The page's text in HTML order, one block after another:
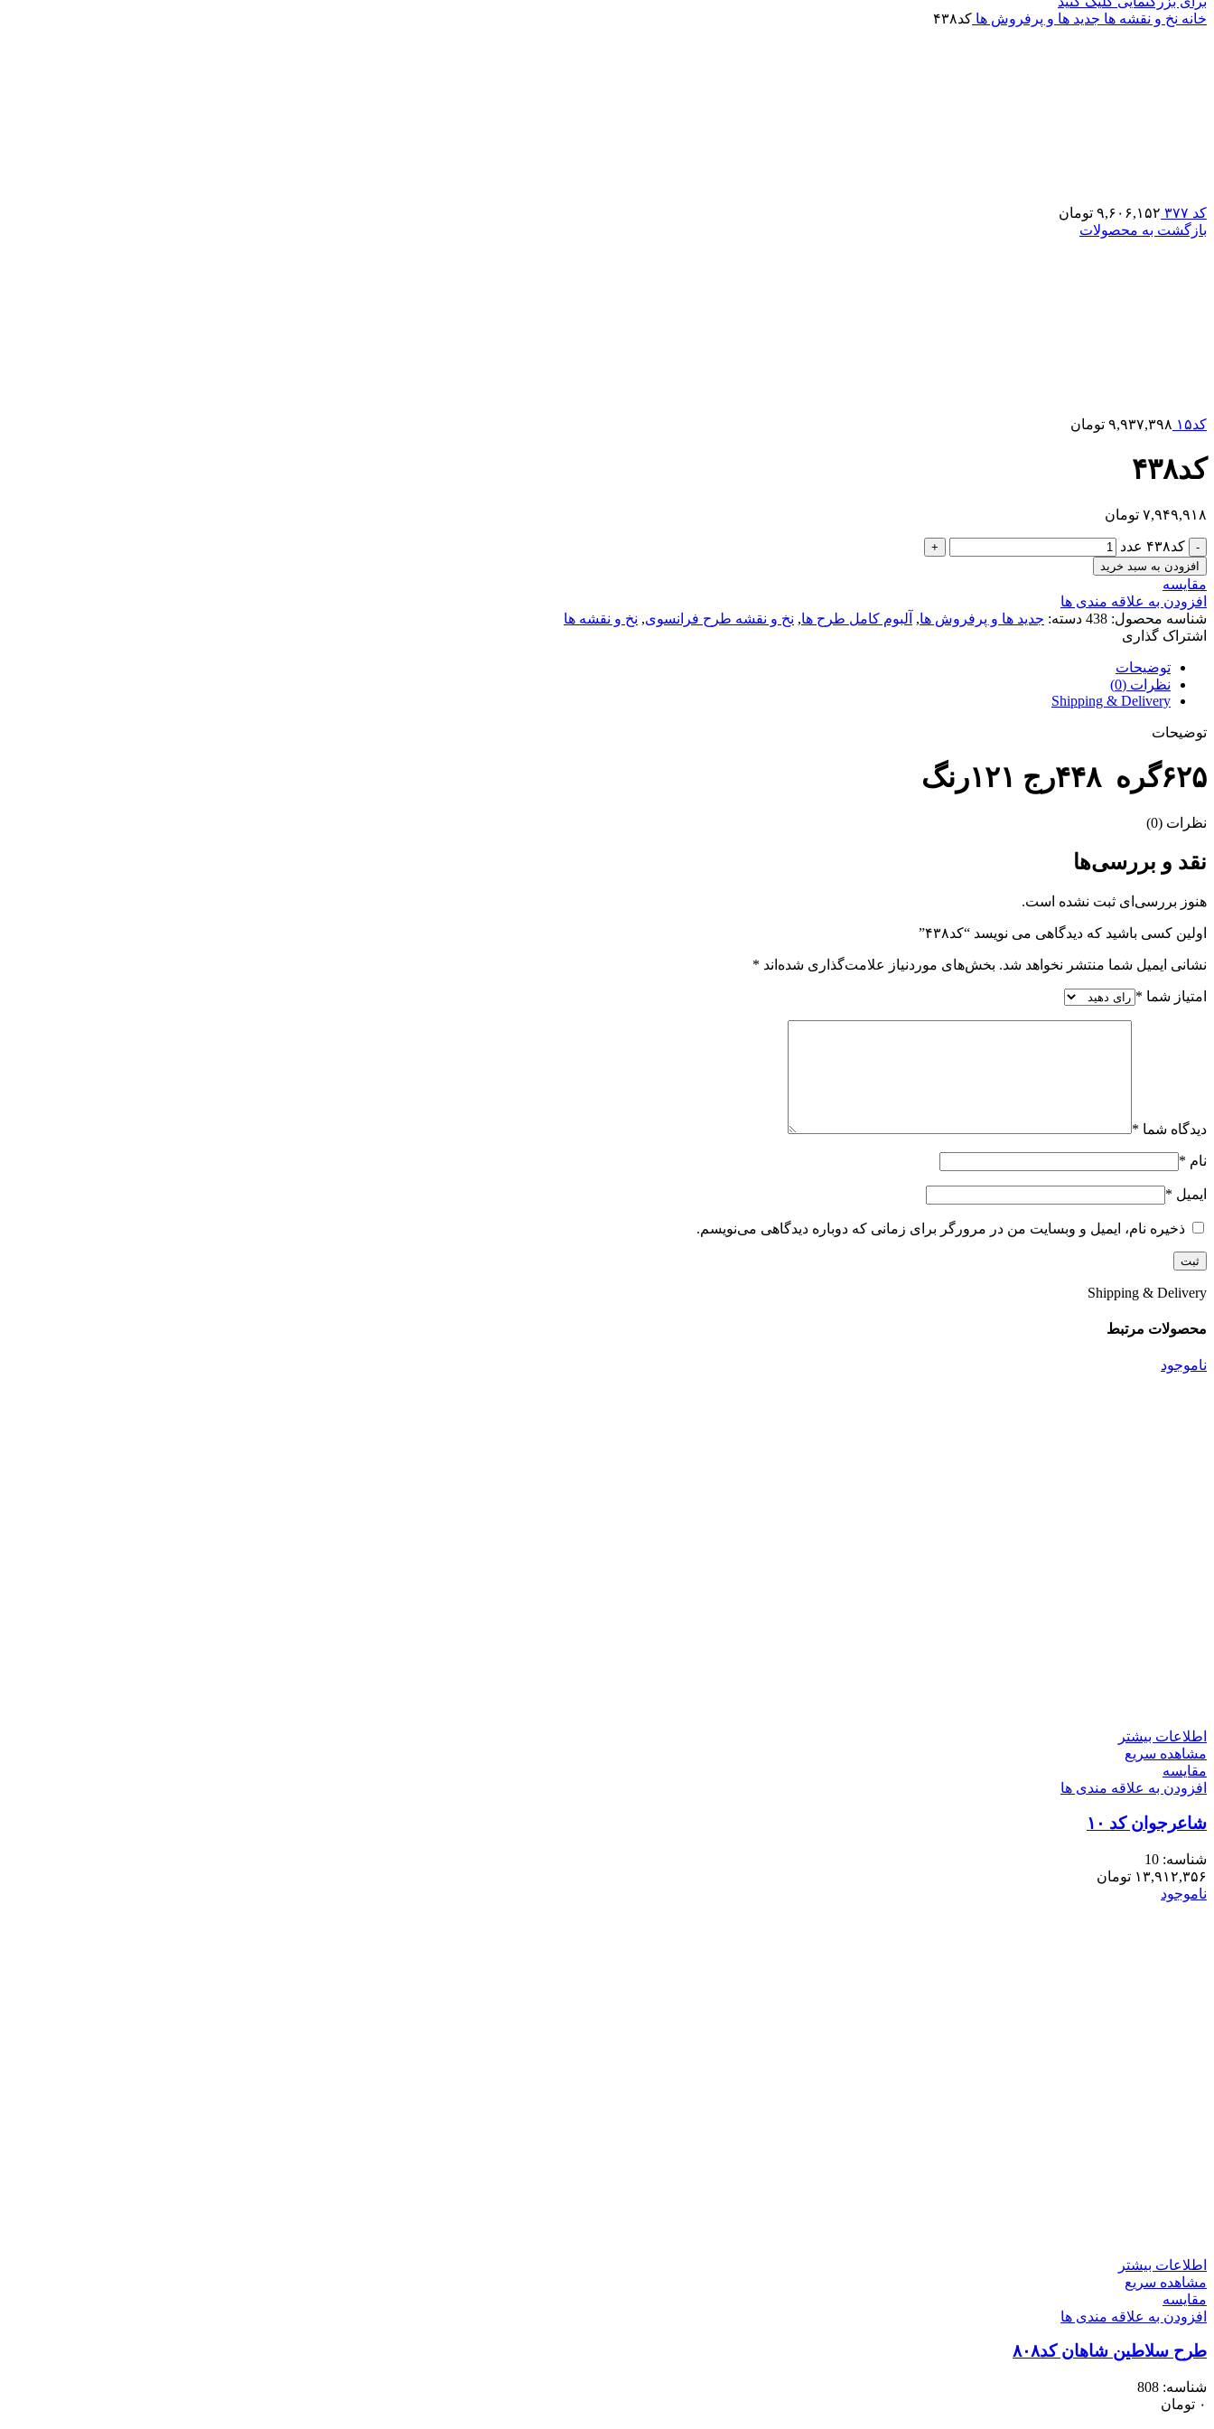
خانه نخ و نقشه ها جدید ها و پرفروش ها کد۴۳۸
کد ۳۷۷ ۹,۶۰۶,۱۵۲ تومان
بازگشت به محصولات
کد۱۵ ۹,۹۳۷,۳۹۸ تومان
کد۴۳۸
۷,۹۴۹,۹۱۸ تومان
کد۴۳۸ عدد
افزودن به سبد خرید
مقایسه
افزودن به علاقه مندی ها
شناسه محصول: 438 دسته: جدید ها و پرفروش ها, آلبوم کامل طرح ها, نخ و نقشه طرح فرانسوی, نخ و نقشه ها
اشتراک گذاری
توضیحات
نظرات (0)
Shipping & Delivery
توضیحات
۶۲۵گره ۴۴۸رج ۱۲۱رنگ
نظرات (0)
نقد و بررسی‌ها
هنوز بررسی‌ای ثبت نشده است.
اولین کسی باشید که دیدگاهی می نویسد “کد۴۳۸”
نشانی ایمیل شما منتشر نخواهد شد. بخش‌های موردنیاز علامت‌گذاری شده‌اند *
امتیاز شما *
دیدگاه شما *
نام *
ایمیل *
ذخیره نام، ایمیل و وبسایت من در مرورگر برای زمانی که دوباره دیدگاهی می‌نویسم.
Shipping & Delivery
محصولات مرتبط
ناموجود
اطلاعات بیشتر
مشاهده سریع
مقایسه
افزودن به علاقه مندی ها
شاعرجوان کد ۱۰
شناسه: 10
۱۳,۹۱۲,۳۵۶ تومان
ناموجود
اطلاعات بیشتر
مشاهده سریع
مقایسه
افزودن به علاقه مندی ها
طرح سلاطین شاهان کد۸۰۸
شناسه: 808
۰ تومان